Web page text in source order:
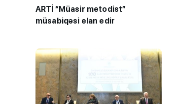
ARTİ “Müasir metodist”
müsabiqəsi elan edir